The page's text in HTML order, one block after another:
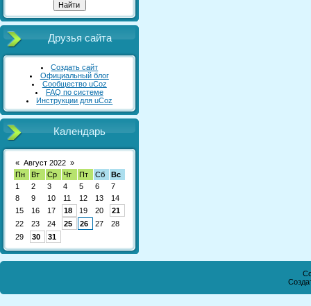
Друзья сайта
Создать сайт
Официальный блог
Сообщество uCoz
FAQ по системе
Инструкции для uCoz
Календарь
« Август 2022 »
Пн
Вт Ср Чт Пт Сб
Вс
1
2 3 4 5 6
7
8
9 10 11 12 13
14
15
16 17 18 19 20
21
22
23 24 25 26 27
28
29
30 31